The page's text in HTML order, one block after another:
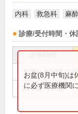
内科 救急科 麻
診療/受付時間・休
9:00～12:30
14:00～18:30
お盆(8月中旬)は
に必ず医療機関